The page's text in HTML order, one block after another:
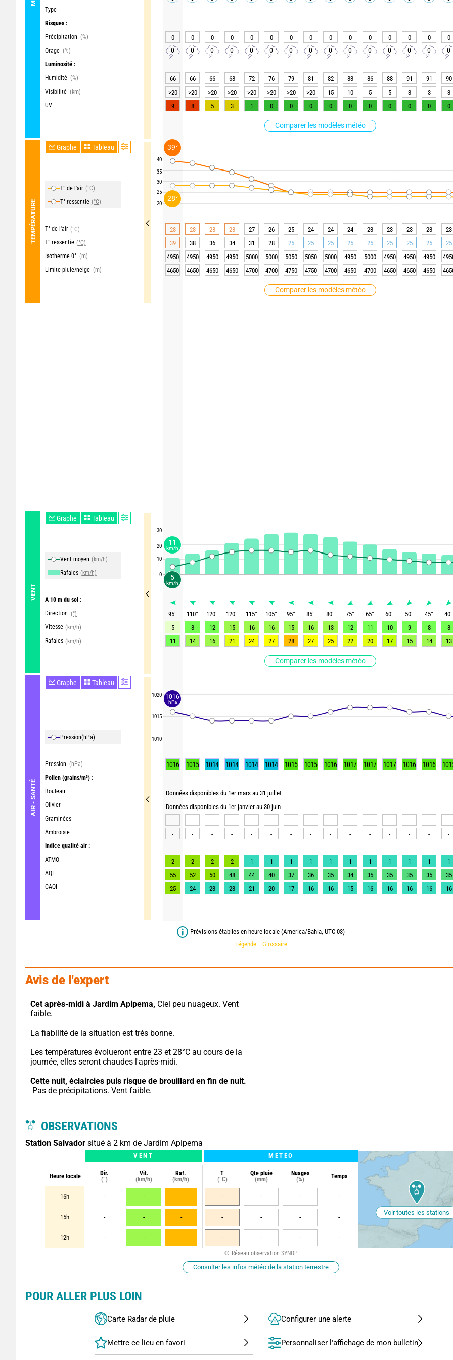
Type
Risques :
Précipitation (%)
Orage (%)
Luminosité :
Humidité (%)
Visibilité (km)
UV
Comparer les modèles météo
TEMPÉRATURE
Graphe Tableau
T° de l'air (°C)
T° ressentie (°C)
T° de l'air (°C)
T° ressentie (°C)
Isotherme 0° (m)
Limite pluie/neige (m)
Comparer les modèles météo
VENT
Graphe Tableau
Vent moyen (km/h)
Rafales (km/h)
A 10 m du sol :
Direction (°)
Vitesse (km/h)
Rafales (km/h)
Comparer les modèles météo
AIR - SANTÉ
Graphe Tableau
Pression(hPa)
Pression (hPa)
Pollen (grains/m³) :
Bouleau
Olivier
Graminées
Ambroisie
Indice qualité air :
ATMO
AQI
CAQI
40
35
30
25
20
30
20
10
0
1020
1015
1010
- - - - - - - - - - - - - - -
0 0 0 0 0 0 0 0 0 0 0 0 0 0 0
0 0 0 0 0 0 0 0 0 0 0 0 0 0 0
66 66 66 68 72 76 79 81 82 83 86 88 91 91 90
>20
>20 >20 >20 >20 >20 >20 >20 15 10 5 5 3 3 3
9
8 5 3 1 0 0 0 0 0 0 0 0 0 0
28 28 28 28 27 26 25 24 24 24 23 23 23 23 23
39
38 36 34 31 28 25 25 25 25 25 25 25 25 25
4950
4950 4950 4950 5000 5000 5050 5050 5000 4950 5000 4950 4950 4950
4650
4650 4650 4650 4700 4700 4750 4750 4700 4650 4700 4650 4650 4650
95° 110° 120° 120° 115° 105° 95° 85° 80° 75° 65° 60° 50° 45° 40°
5
8 12 15 16 16 15 16 13 12 11 10 9 8 8
11
14 16 21 24 27 28 27 25 22 20 17 15 14 13
1016 1015 1014 1014 1014 1014 1015 1015 1016 1017 1017 1017 1016 1016
Données disponibles du 1er mars au 31 juillet
Données disponibles du 1er janvier au 30 juin
-
- - - - - - - - - - - - - -
-
- - - - - - - - - - - - - -
2 2 2 2 1 1 1 1 1 1 1 1 1 1 1
55
52 50 48 44 40 37 36 35 34 35 35 35 35 35
25
24 23 23 21 20 17 16 16 15 16 16 16 16 16
Prévisions établies en heure locale (America/Bahia, UTC-03)
Légende
Glossaire
Avis de l'expert
Cet après-midi à Jardim Apipema, Ciel peu nuageux. Vent
faible.
La fiabilité de la situation est très bonne.
Les températures évolueront entre 23 et 28°C au cours de la
journée, elles seront chaudes l'après-midi.
Cette nuit, éclaircies puis risque de brouillard en fin de nuit.
Pas de précipitations. Vent faible.
OBSERVATIONS
Station Salvador situé à 2 km de Jardim Apipema
VENT METEO
Heure locale
Dir.
(°)
Vit.
(km/h)
Raf.
(km/h)
T
(°C)
Qte pluie
(mm)
Nuages
(%)
Temps
16h - - - - - - -
15h - - - - - - -
12h - - - - - - -
Voir toutes les stations
Réseau observation SYNOP
Consulter les infos météo de la station terrestre
POUR ALLER PLUS LOIN
Carte Radar de pluie Configurer une alerte
Personnaliser l'affichage de mon bulletin
5
km/h
11
km/h
28°
39°
1016
hPa